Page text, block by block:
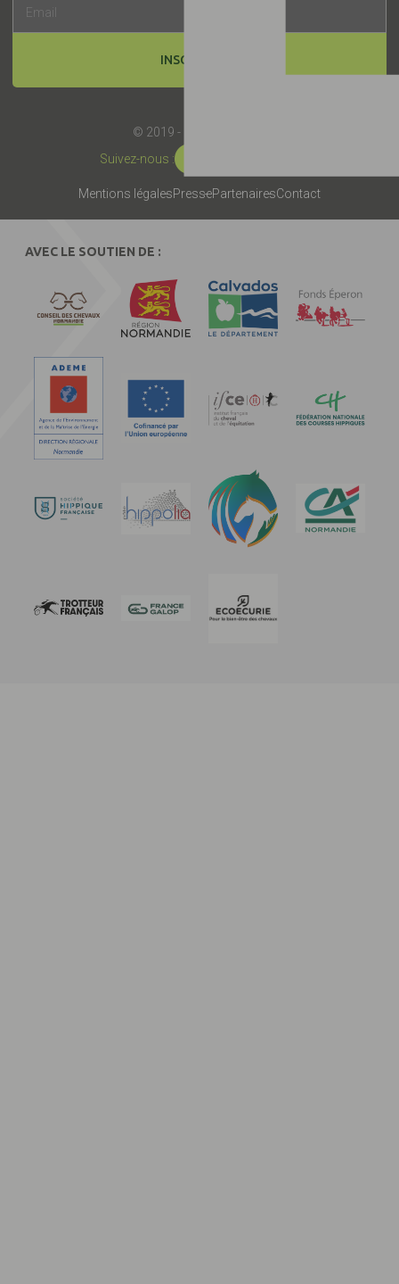
INSCRIPTION
© 2019 -
Suivez-nous :
Mentions légalesPressePartenairesContact
AVEC LE SOUTIEN DE :